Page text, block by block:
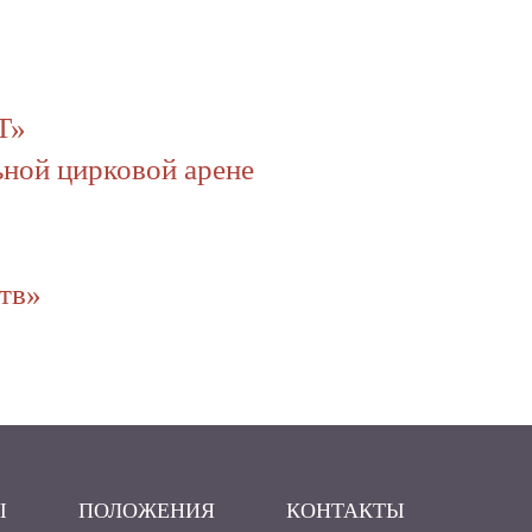
цирковой арене
ПОЛОЖЕНИЯ КОНТАКТЫ